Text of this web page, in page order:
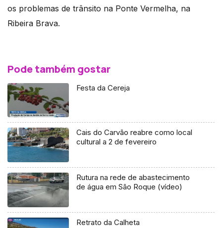
os problemas de trânsito na Ponte Vermelha, na
Ribeira Brava.
Pode também gostar
Festa da Cereja
Cais do Carvão reabre como local
cultural a 2 de fevereiro
Rutura na rede de abastecimento
de água em São Roque (vídeo)
Retrato da Calheta